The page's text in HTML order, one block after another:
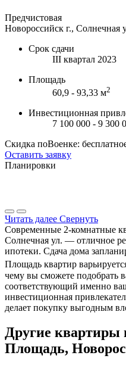
Предчистовая
Новороссийск г., Солнечная
Срок сдачи
III квартал 2023
Площадь
60,9 - 93,33 м2
Инвестиционная
7 100 000 - 9 300
Скидка поВоенке:
Оставить заявку
Планировки
Читать далее Свернуть
Современные 2-комнатные
Солнечная ул. — отличное
ипотеки. Сдача дома
Площадь квартир
чему вы сможете подобрать
соответствующий именно
инвестиционная
делает покупку выгодным
Другие
Площадь,